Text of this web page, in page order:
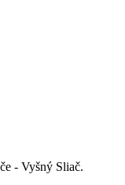
- Vyšný Sliač.